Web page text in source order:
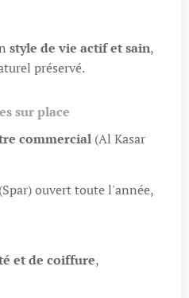
style de vie actif et sain,
préservé.
sur place
commercial (Al Kasar
(Spar) ouvert toute l'année,
et de coiffure,